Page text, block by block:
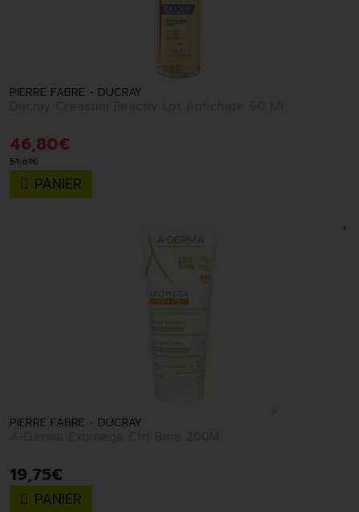
PIERRE FABRE - DUCRAY
46,80€
51,61€
PANIER
PIERRE FABRE - DUCRAY
19,75€
PANIER